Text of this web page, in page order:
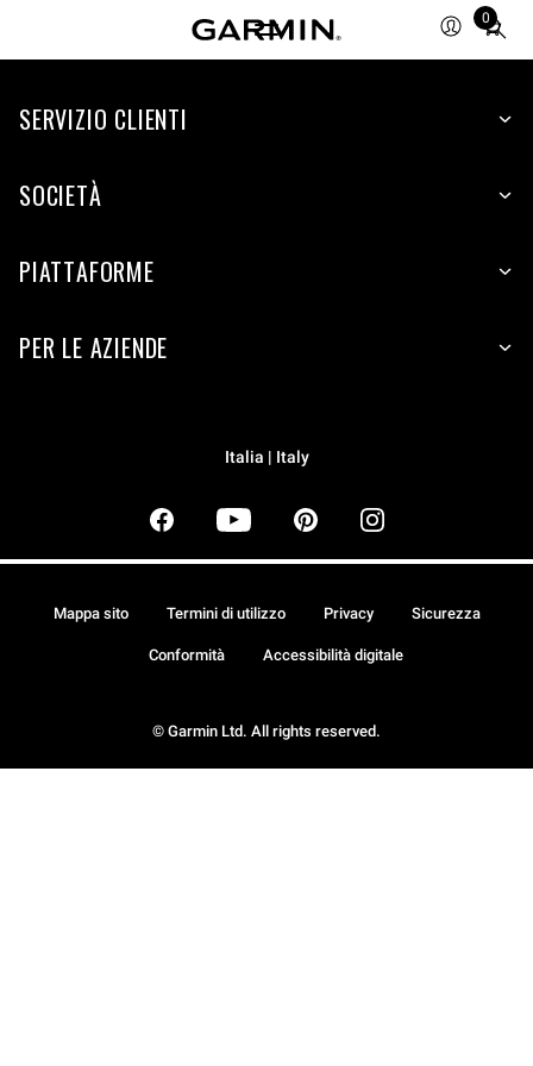
0
Total
items
cart:
SERVIZIO CLIENTI
SOCIETÀ
PIATTAFORME
PER LE AZIENDE
Italia | Italy
© Garmin Ltd. All rights reserved.
Mappa sito Termini di utilizzo Privacy Sicurezza
Conformità Accessibilità digitale